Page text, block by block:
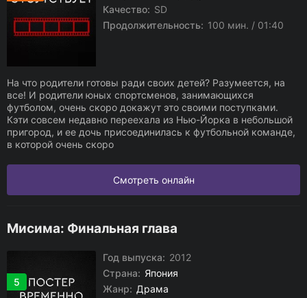
Качество: SD
Продолжительность: 100 мин. / 01:40
На что родители готовы ради своих детей? Разумеется, на
все! И родители юных спортсменов, занимающихся
футболом, очень скоро докажут это своими поступками.
Кэти совсем недавно переехала из Нью-Йорка в небольшой
пригород, и ее дочь присоединилась к футбольной команде,
в которой очень скоро
Смотреть онлайн
Мисима: Финальная глава
5
Год выпуска: 2012
Страна: Япония
Жанр: Драма